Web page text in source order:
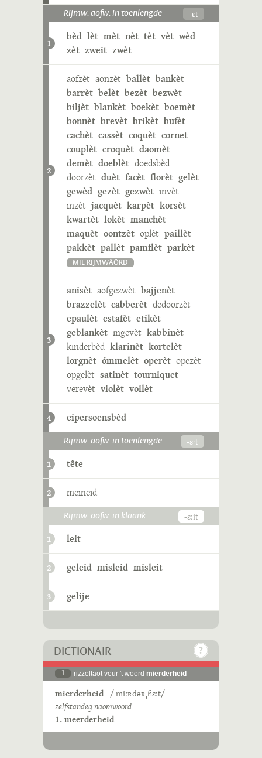
Rijmw. aofw. in toenlengde -ɛt
1
bèd lèt mèt nèt tèt vèt wèd
zèt zweit zwèt
2
aofzèt aonzèt ballèt bankèt
barrèt belèt bezèt bezwèt
biljèt blankèt boekèt boemèt
bonnèt brevèt brikèt bufèt
cachèt cassèt coquèt cornet
couplèt croquèt daomèt
demèt doeblèt doedsbèd
doorzèt duèt facèt florèt gelèt
gewèd gezèt gezwèt invèt
inzèt jacquèt karpèt korsèt
kwartèt lokèt manchèt
maquèt oontzèt oplèt paillèt
pakkèt pallèt pamflèt parkèt
MIE RIJMWÄÖRD
3
anisèt aofgezwèt bajjenèt
brazzelèt cabberèt dedoorzèt
epaulèt estafèt etikèt
geblankèt ingevèt kabbinèt
kinderbèd klarinèt kortelèt
lorgnèt ómmelèt operèt opezèt
opgelèt satinèt tourniquet
verevèt violèt voilèt
4 eipersoensbèd
Rijmw. aofw. in toenlengde -ɛˑt
1 tête
2 meineid
Rijmw. aofw. in klaank -ɛːit
1 leit
2 geleid misleid misleit
3 gelije
DICTIONAIR
1 rizzeltaot veur 't woord mierderheid
mierderheid /ˈmiːʀdəʀˌɦɛːt/
zelfstandeg naomwoord
1. meerderheid